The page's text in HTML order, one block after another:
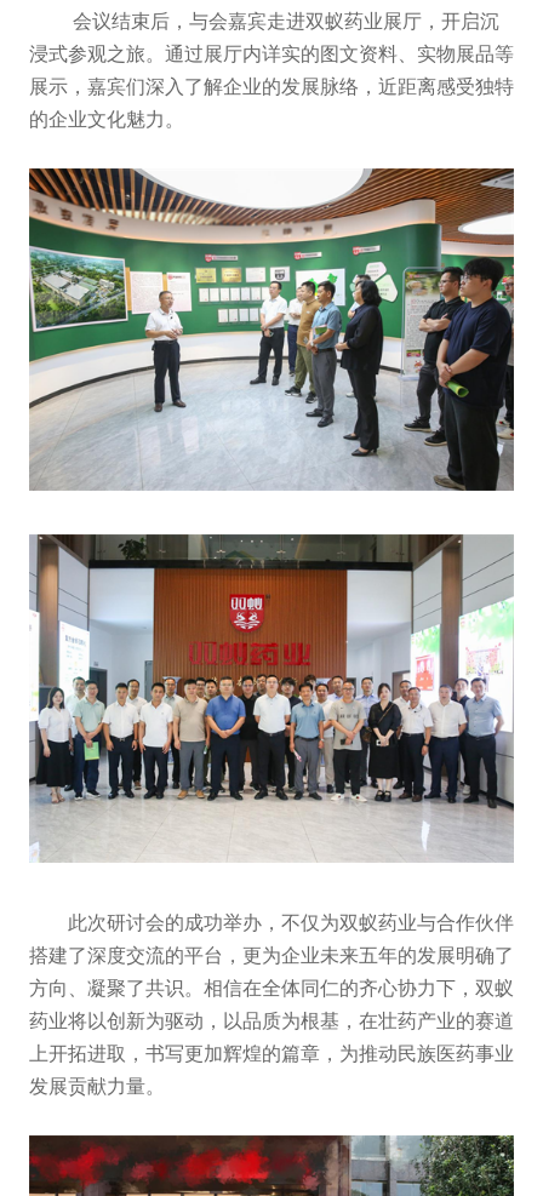
会议结束后，与会嘉宾走进双蚁药业展厅，开启沉
浸式参观之旅。通过展厅内详实的图文资料、实物展品等
展示，嘉宾们深入了解企业的发展脉络，近距离感受独特
的企业文化魅力。
此次研讨会的成功举办，不仅为双蚁药业与合作伙伴
搭建了深度交流的平台，更为企业未来五年的发展明确了
方向、凝聚了共识。相信在全体同仁的齐心协力下，双蚁
药业将以创新为驱动，以品质为根基，在壮药产业的赛道
上开拓进取，书写更加辉煌的篇章，为推动民族医药事业
发展贡献力量。